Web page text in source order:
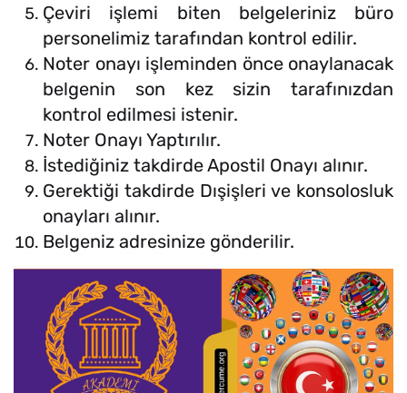
Çeviri işlemi biten belgeleriniz büro
personelimiz tarafından kontrol edilir.
Noter onayı işleminden önce onaylanacak
belgenin son kez sizin tarafınızdan
kontrol edilmesi istenir.
Noter Onayı Yaptırılır.
İstediğiniz takdirde Apostil Onayı alınır.
Gerektiği takdirde Dışişleri ve konsolosluk
onayları alınır.
Belgeniz adresinize gönderilir.